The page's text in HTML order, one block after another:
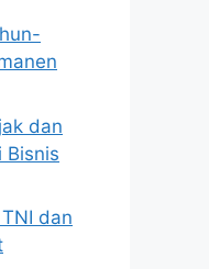
dan
Bisnis
dan